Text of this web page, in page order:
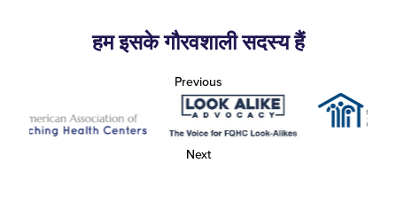
हम इसके गौरवशाली सदस्य हैं
Previous
Next